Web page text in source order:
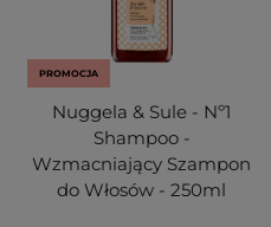
PROMOCJA
Nuggela & Sule - Nº1
Shampoo -
Wzmacniający Szampon
do Włosów - 250ml